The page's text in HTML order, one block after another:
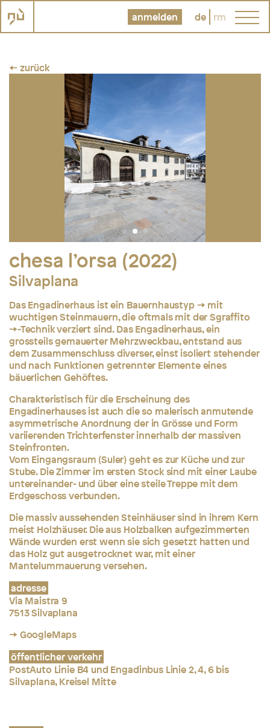
anmelden de rm
← zurück
chesa l’orsa (2022)
Silvaplana
Das Engadinerhaus ist ein Bauernhaustyp
mit
wuchtigen Steinmauern, die oftmals mit derSgraffito
-Technik verziert sind. Das Engadinerhaus, ein
grossteils gemauerter Mehrzweckbau, entstand aus
dem Zusammenschluss diverser, einst isoliert stehender
und nach Funktionen getrennter Elemente eines
bäuerlichen Gehöftes.
Charakteristisch für die Erscheinung des
Engadinerhauses ist auch die so malerisch anmutende
asymmetrische Anordnung der in Grösse und Form
variierenden Trichterfenster innerhalb der massiven
Steinfronten.
Vom Eingangsraum (Suler) geht es zur Küche und zur
Stube. Die Zimmer im ersten Stock sind mit einer Laube
untereinander- und über eine steile Treppe mit dem
Erdgeschoss verbunden.
Die massiv aussehenden Steinhäuser sind in ihrem Kern
meist Holzhäuser. Die aus Holzbalken aufgezimmerten
Wände wurden erst wenn sie sich gesetzt hatten und
das Holz gut ausgetrocknet war, mit einer
Mantelummauerung versehen.
adresse
Via Maistra 9
7513 Silvaplana
→ GoogleMaps
öffentlicher verkehr
PostAuto Linie B4 und Engadinbus Linie 2, 4, 6 bis
Silvaplana, Kreisel Mitte